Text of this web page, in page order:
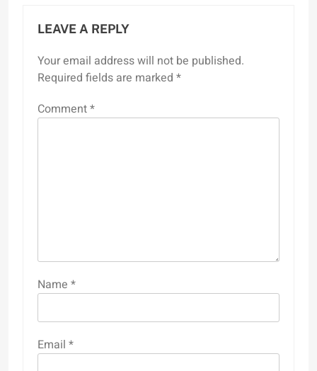
LEAVE A REPLY
Your email address will not be published.
Required fields are marked *
Comment*
Name *
Email *